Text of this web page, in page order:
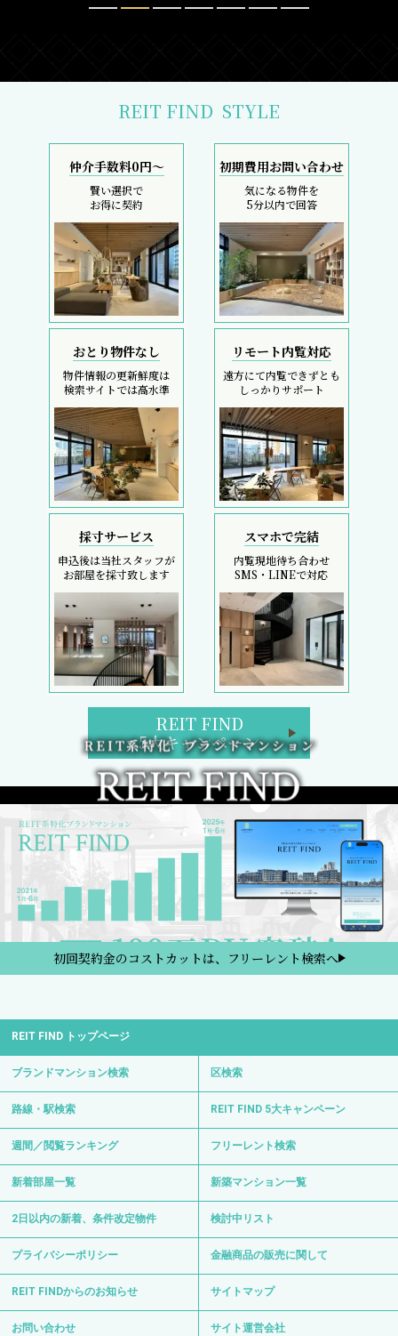
REIT FIND STYLE
仲介手数料0円～
賢い選択で
お得に契約
初期費用お問い合わせ
気になる物件を
5分以内で回答
おとり物件なし
物件情報の更新鮮度は
検索サイトでは高水準
リモート内覧対応
遠方にて内覧できずとも
しっかりサポート
採寸サービス
申込後は当社スタッフが
お部屋を採寸致します
スマホで完結
内覧現地待ち合わせ
SMS・LINEで対応
REIT FIND
5大キャンペーン
初回契約金のコストカットは、フリーレント検索へ
REIT FIND トップページ
ブランドマンション検索 区検索
路線・駅検索 REIT FIND 5大キャンペーン
週間／閲覧ランキング フリーレント検索
新着部屋一覧 新築マンション一覧
2日以内の新着、条件改定物件 検討中リスト
プライバシーポリシー 金融商品の販売に関して
REIT FINDからのお知らせ サイトマップ
お問い合わせ サイト運営会社